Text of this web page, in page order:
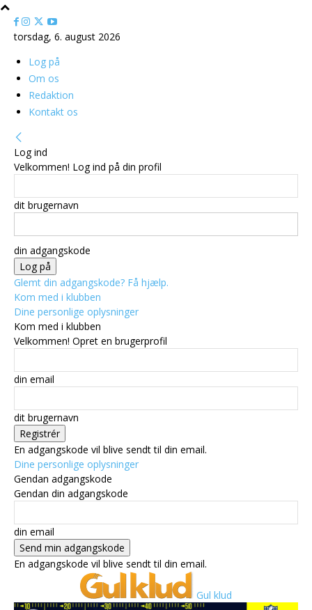
torsdag, 6. august 2026
Log på
Om os
Redaktion
Kontakt os
Log ind
Velkommen! Log ind på din profil
dit brugernavn
din adgangskode
Glemt din adgangskode? Få hjælp.
Kom med i klubben
Dine personlige oplysninger
Kom med i klubben
Velkommen! Opret en brugerprofil
din email
dit brugernavn
En adgangskode vil blive sendt til din email.
Dine personlige oplysninger
Gendan adgangskode
Gendan din adgangskode
din email
En adgangskode vil blive sendt til din email.
Gul klud